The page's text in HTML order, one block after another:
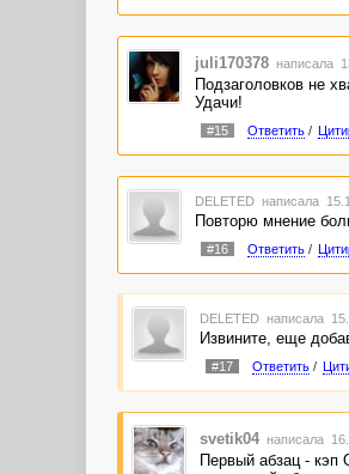
juli170378 написала
Подзаголовков не
Удачи!
#15 Ответить/
DELETED написала
Повторю мнение
#16 Ответить/
DELETED написала
Извините, еще
#17 Ответить/
svetik04 написала
Первый абзац - кэп